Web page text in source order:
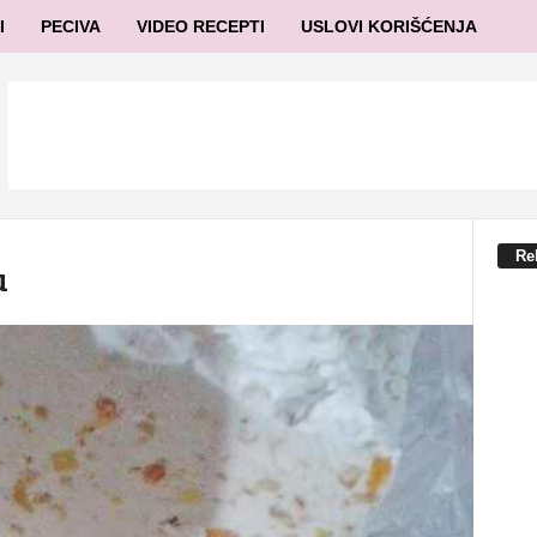
PECIVA VIDEO RECEPTI USLOVI KORIŠĆENJA